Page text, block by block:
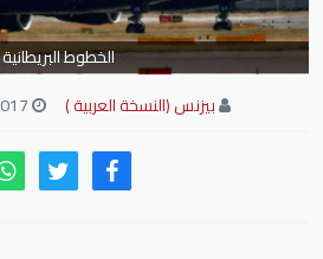
الخطوط البريطانية
بيزنس (النسخة العربية )